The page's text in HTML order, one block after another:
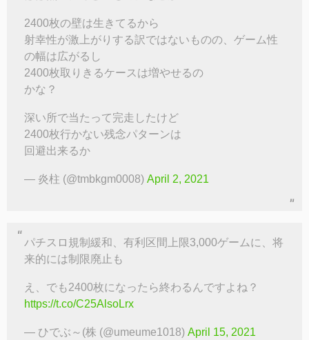
2400枚の壁は生きてるから
射幸性が激上がりする訳ではないものの、ゲーム性
の幅は広がるし
2400枚取りきるケースは増やせるの
かな？
深い所で当たって完走したけど
2400枚行かない残念パターンは
回避出来るか
— 炎柱 (@tmbkgm0008) April 2, 2021
パチスロ規制緩和、有利区間上限3,000ゲームに、将
来的には制限廃止も
え、でも2400枚になったら終わるんですよね？
https://t.co/C25AlsoLrx
— ひでぶ～(株 (@umeume1018) April 15, 2021